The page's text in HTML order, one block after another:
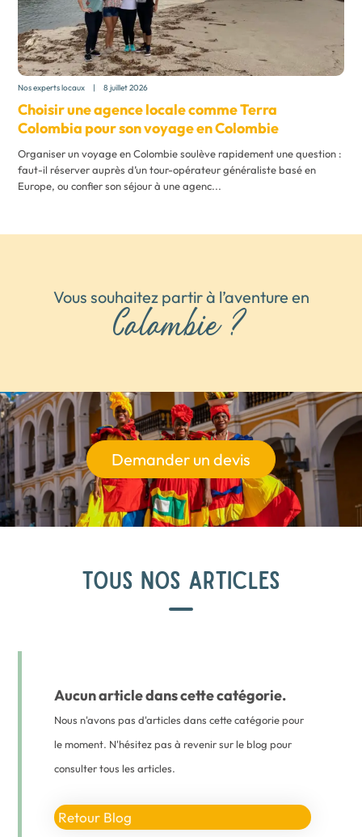
Nos experts locaux | 8 juillet 2026
Choisir une agence locale comme Terra
Colombia pour sonvoyage en Colombie
Organiser un voyage en Colombie soulève rapidement une question :
faut-il réserver auprès d’un tour-opérateur généraliste basé en
Europe, ou confier son séjour à une agenc...
Vous souhaitez partir à l’aventure en
Colombie ?
Demander un devis
TOUS NOS ARTICLES
Aucun article dans cette catégorie.
Nous n'avons pas d'articles dans cette catégorie pour
le moment. N'hésitez pas à revenir sur le blog pour
consulter tous les articles.
Retour Blog